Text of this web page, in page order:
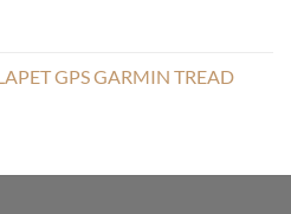
GPS GARMIN TREAD